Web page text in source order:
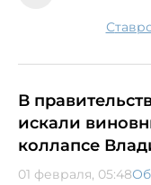
В
искали
коллапсе
01 февраля, 05:48